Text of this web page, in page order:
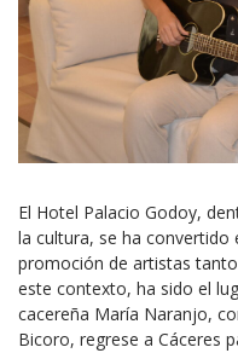
El Hotel Palacio Godoy,
la cultura, se ha
promoción de artistas
este contexto, ha sido el
cacereña María Naranjo,
Bicoro, regrese a Cáceres